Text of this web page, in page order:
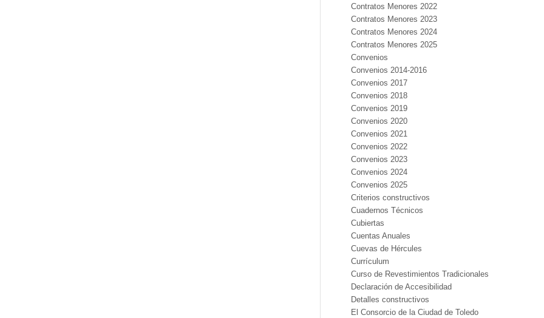
Contratos Menores 2022
Contratos Menores 2023
Contratos Menores 2024
Contratos Menores 2025
Convenios
Convenios 2014-2016
Convenios 2017
Convenios 2018
Convenios 2019
Convenios 2020
Convenios 2021
Convenios 2022
Convenios 2023
Convenios 2024
Convenios 2025
Criterios constructivos
Cuadernos Técnicos
Cubiertas
Cuentas Anuales
Cuevas de Hércules
Currículum
Curso de Revestimientos Tradicionales
Declaración de Accesibilidad
Detalles constructivos
El Consorcio de la Ciudad de Toledo